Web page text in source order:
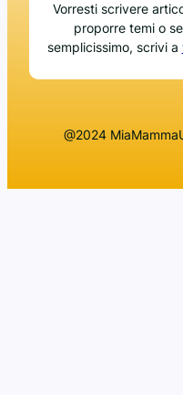
Vorresti scrivere
proporre temi o
semplicissimo, scrivi a
@2024